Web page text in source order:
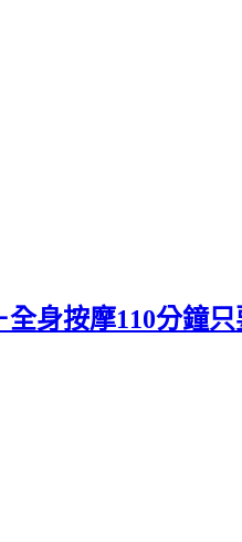
身按摩110分鐘只